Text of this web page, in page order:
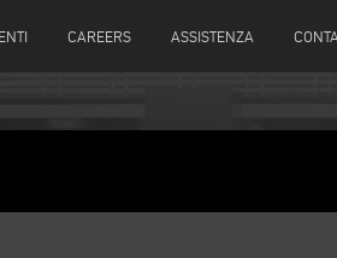
CAREERS ASSISTENZA